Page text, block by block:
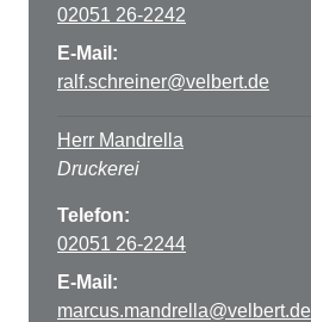
02051 26-2242
E-Mail:
ralf.schreiner@velbert.de
Herr Mandrella
Druckerei
Telefon:
02051 26-2244
E-Mail:
marcus.mandrella@velbert.de